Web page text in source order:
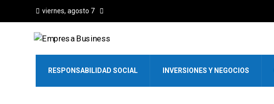
viernes, agosto 7
RESPONSABILIDAD SOCIAL INVERSIONES Y NEGOCIOS